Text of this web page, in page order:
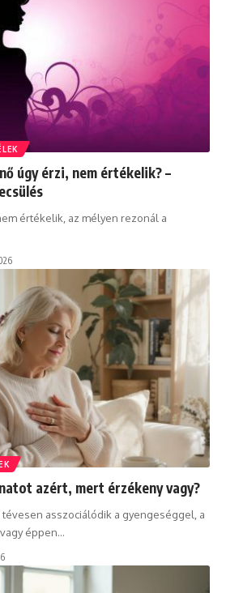
úgy érzi, nem értékelik? –
értékelik, az mélyen rezonál a
azért, mert érzékeny vagy?
asszociálódik a gyengeséggel, a
éppen…